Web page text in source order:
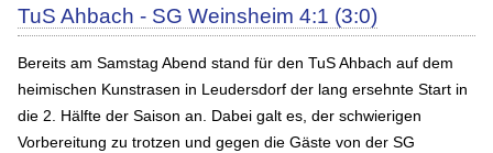
TuS Ahbach - SG Weinsheim 4:1 (3:0)
Bereits am Samstag Abend stand für den TuS Ahbach auf dem
heimischen Kunstrasen in Leudersdorf der lang ersehnte Start in
die 2. Hälfte der Saison an. Dabei galt es, der schwierigen
Vorbereitung zu trotzen und gegen die Gäste von der SG